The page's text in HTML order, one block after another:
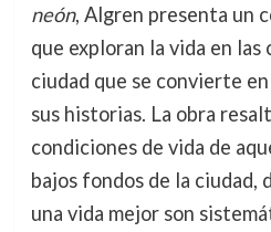
neón, Algren presenta un
que exploran la vida en las
ciudad que se convierte
sus historias. La obra
condiciones de vida de
bajos fondos de la ciudad,
una vida mejor son